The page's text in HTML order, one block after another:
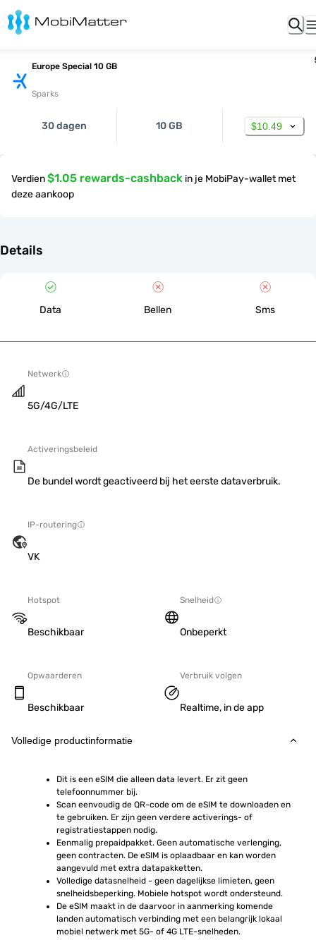
Europe Special 10 GB
Sparks
30 dagen 10 GB $10.49
Verdien$1.05 rewards-cashback in je MobiPay-wallet met
deze aankoop
Details
Data Bellen Sms
Netwerk
5G/4G/LTE
Activeringsbeleid
De bundel wordt geactiveerd bij het eerste dataverbruik.
IP-routering
VK
Hotspot
Beschikbaar
Snelheid
Onbeperkt
Opwaarderen
Beschikbaar
Verbruik volgen
Realtime, in de app
Volledige productinformatie
Dit is een eSIM die alleen data levert. Er zit geen
telefoonnummer bij.
Scan eenvoudig de QR-code om de eSIM te downloaden en
te gebruiken. Er zijn geen verdere activerings- of
registratiestappen nodig.
Eenmalig prepaidpakket. Geen automatische verlenging,
geen contracten. De eSIM is oplaadbaar en kan worden
aangevuld met extra datapakketten.
Volledige datasnelheid - geen dagelijkse limieten, geen
snelheidsbeperking. Mobiele hotspot wordt ondersteund.
De eSIM maakt in de daarvoor in aanmerking komende
landen automatisch verbinding met een belangrijk lokaal
mobiel netwerk met 5G- of 4G LTE-snelheden.